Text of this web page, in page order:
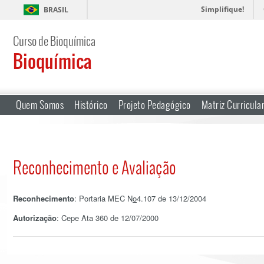
BRASIL Simplifique!
Curso de Bioquímica
Bioquímica
Quem Somos Histórico Projeto Pedagógico Matriz Curricular
Reconhecimento e Avaliação
Reconhecimento: Portaria MEC No4.107 de 13/12/2004
Autorização: Cepe Ata 360 de 12/07/2000